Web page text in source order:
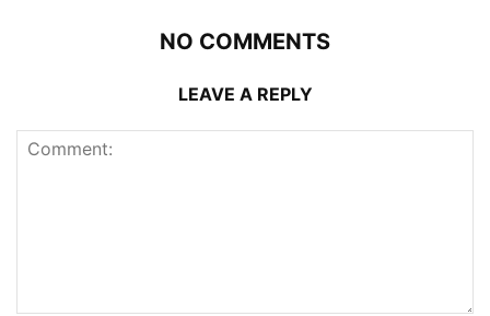
NO COMMENTS
LEAVE A REPLY